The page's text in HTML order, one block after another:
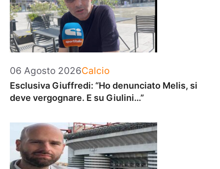
06 Agosto 2026Categorie
Calcio
Esclusiva Giuffredi: “Ho denunciato Melis, si
deve vergognare. E su Giulini…”